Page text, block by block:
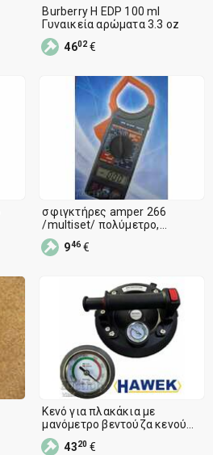
Burberry Η EDP 100 ml
Γυναικεία αρώματα 3.3 oz
4602€
σφιγκτήρες amper 266
/multiset/ πολύμετρο,
πολύμετρο, multitester
946 €
Κενό για πλακάκια με
μανόμετρο βεντούζα κενού
HAWEK f200
4320 €